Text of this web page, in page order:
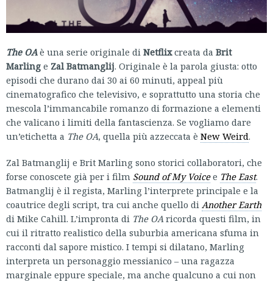
The OAè una serie originale di Netflixcreata da Brit
Marling e Zal Batmanglij. Originale è la parola giusta: otto
episodi che durano dai 30 ai 60 minuti, appeal più
cinematografico che televisivo, e soprattutto una storia che
mescola l’immancabile romanzo di formazione a elementi
che valicano i limiti della fantascienza. Se vogliamo dare
un’etichetta a The OA, quella più azzeccata è New Weird.
Zal Batmanglij e Brit Marling sono storici collaboratori, che
forse conoscete già per i film Sound of My Voicee The East.
Batmanglij è il regista, Marling l’interprete principale e la
coautrice degli script, tra cui anche quello di Another Earth
di Mike Cahill. L’impronta di The OAricorda questi film, in
cui il ritratto realistico della suburbia americana sfuma in
racconti dal sapore mistico. I tempi si dilatano, Marling
interpreta un personaggio messianico – una ragazza
marginale eppure speciale, ma anche qualcuno a cui non